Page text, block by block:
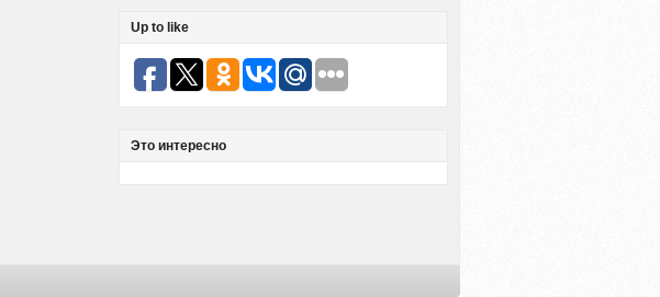
Up to like
Это интересно